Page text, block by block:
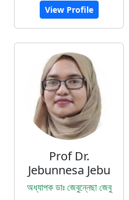
View Profile
Prof Dr.
Jebunnesa Jebu
অধ্যাপক ডাঃ জেবুন্নেছা জেবু